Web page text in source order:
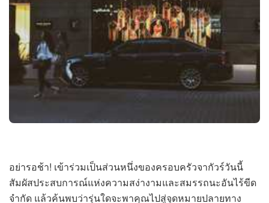
อย่ารอช้า! เข้าร่วมเป็นส่วนหนึ่งของครอบครัวจากัวร์วันนี้
สัมผัสประสบการณ์แห่งความสง่างามและสมรรถนะอันไร้ขีด
จำกัด แล้วค้นพบว่ารุ่นใดจะพาคุณไปสู่จุดหมายปลายทาง